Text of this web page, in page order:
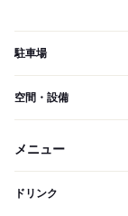
駐車場
空間・設備
メニュー
ドリンク